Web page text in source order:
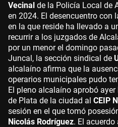
Vecinal de la Policía Local de
en 2024. El desencuentro con
en la que reside ha llevado a
recurrir a los juzgados de
por un menor el domingo
Juncal, la sección sindical de
alcalaíno afirma que la
operarios municipales pudo
El pleno alcalaíno aprobó
de Plata de la ciudad al CEIP
sesión en el que tomó
Nicolás Rodríguez. El